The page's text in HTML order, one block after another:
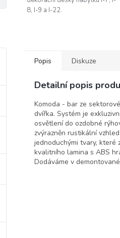
8, I-9 a I-22.
Popis Diskuze
Detailní popis
Komoda - bar ze
dvířka. Systém je
osvětlení do ozdobné
zvýrazněn rustikální
jednoduchými tvary, které
kvalitního lamina s ABS
Dodáváme v